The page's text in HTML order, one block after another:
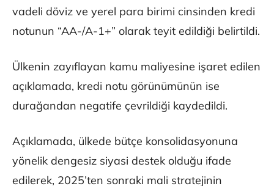
vadeli döviz ve yerel para birimi cinsinden kredi
notunun “AA-/A-1+” olarak teyit edildiği belirtildi.
Ülkenin zayıflayan kamu maliyesine işaret edilen
açıklamada, kredi notu görünümünün ise
durağandan negatife çevrildiği kaydedildi.
Açıklamada, ülkede bütçe konsolidasyonuna
yönelik dengesiz siyasi destek olduğu ifade
edilerek, 2025’ten sonraki mali stratejinin